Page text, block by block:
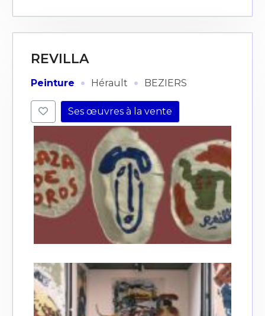
REVILLA
Peinture · Hérault · BEZIERS
Ses œuvres à la vente